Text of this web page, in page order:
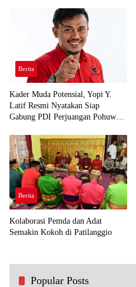
Berita
Kader Muda Potensial, Yopi Y.
Latif Resmi Nyatakan Siap
Gabung PDI Perjuangan Pohuwato
Berita
Kolaborasi Pemda dan Adat
Semakin Kokoh di Patilanggio
Popular Posts